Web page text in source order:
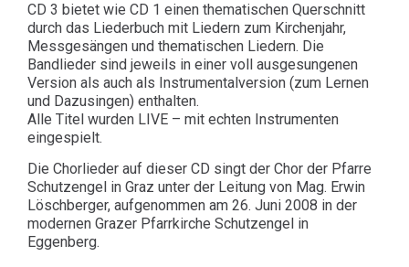
CD 3 bietet wie CD 1 einen thematischen Querschnitt
durch das Liederbuch mit Liedern zum Kirchenjahr,
Messgesängen und thematischen Liedern. Die
Bandlieder sind jeweils in einer voll ausgesungenen
Version als auch als Instrumentalversion (zum Lernen
und Dazusingen) enthalten.
Alle Titel wurden LIVE – mit echten Instrumenten
eingespielt.
Die Chorlieder auf dieser CD singt der Chor der Pfarre
Schutzengel in Graz unter der Leitung von Mag. Erwin
Löschberger, aufgenommen am 26. Juni 2008 in der
modernen Grazer Pfarrkirche Schutzengel in
Eggenberg.